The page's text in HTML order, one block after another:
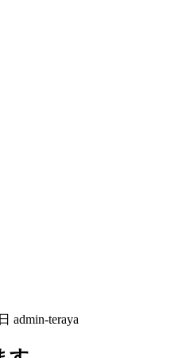
admin-teraya